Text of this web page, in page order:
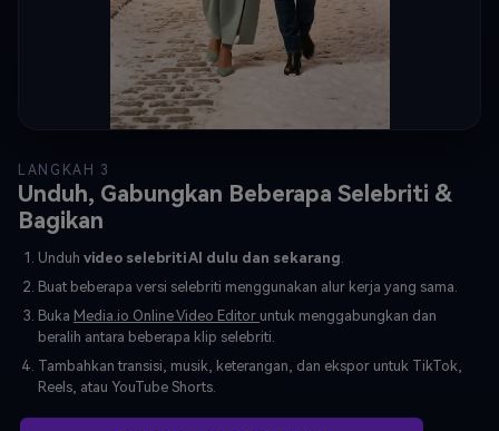
LANGKAH 3
Unduh, Gabungkan Beberapa Selebriti &
Bagikan
Unduh video selebriti AI dulu dan sekarang.
Buat beberapa versi selebriti menggunakan alur kerja yang sama.
Buka Media.io Online Video Editor untuk menggabungkan dan
beralih antara beberapa klip selebriti.
Tambahkan transisi, musik, keterangan, dan ekspor untuk TikTok,
Reels, atau YouTube Shorts.